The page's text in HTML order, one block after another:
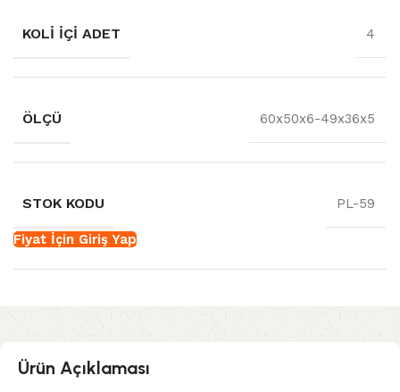
KOLI İÇI ADET 4
ÖLÇÜ 60x50x6-49x36x5
STOK KODU PL-59
Fiyat İçin Giriş Yap
Ürün Açıklaması